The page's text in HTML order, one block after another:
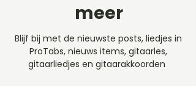
meer
Blijf bij met de nieuwste posts, liedjes in
ProTabs, nieuws items, gitaarles,
gitaarliedjes en gitaarakkoorden